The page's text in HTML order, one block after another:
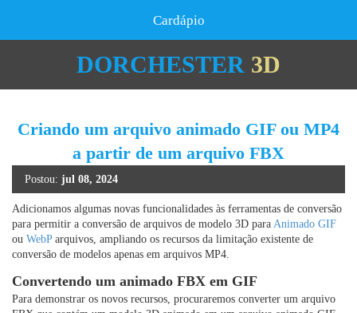
Cardápio
DORCHESTER 3D
Criando um arquivo animado GIF ou MP4
a partir de um arquivo FBX
Postou: jul 08, 2024
Adicionamos algumas novas funcionalidades às ferramentas de conversão
para permitir a conversão de arquivos de modelo 3D para Animado GIF
ou WebParquivos, ampliando os recursos da limitação existente de
conversão de modelos apenas em arquivos MP4.
Convertendo um animado FBX ​​em GIF
Para demonstrar os novos recursos, procuraremos converter um arquivo